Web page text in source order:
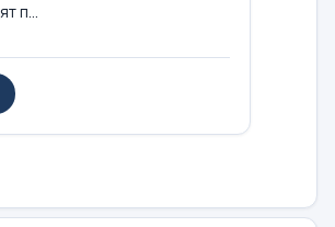
п...